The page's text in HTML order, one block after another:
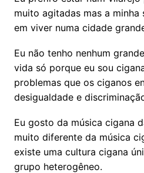
muito agitadas mas a minha
em viver numa cidade
Eu não tenho nenhum
vida só porque eu sou
problemas que os ciganos
desigualdade e
Eu gosto da música cigana
muito diferente da música
existe uma cultura cigana
grupo heterogêneo.